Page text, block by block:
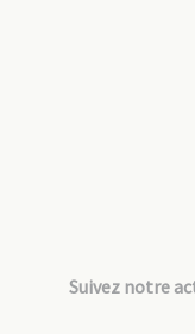
Suivez notre